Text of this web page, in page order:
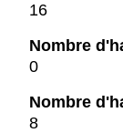
16
Nombre
0
Nombre
8